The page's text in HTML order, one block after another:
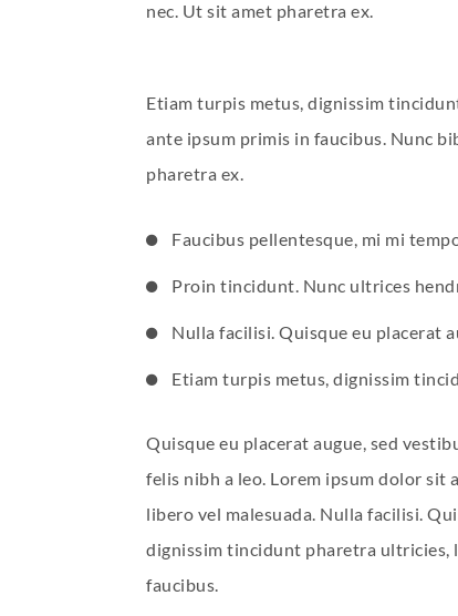
nec. Ut sit amet pharetra ex.
Etiam turpis metus, dignissim
ante ipsum primis in faucibus. Nunc
pharetra ex.
Faucibus pellentesque, mi mi
Proin tincidunt. Nunc ultrices
Nulla facilisi. Quisque eu placerat
Etiam turpis metus, dignissim
Quisque eu placerat augue, sed
felis nibh a leo. Lorem ipsum dolor
libero vel malesuada. Nulla facilisi.
dignissim tincidunt pharetra ultricies,
faucibus.